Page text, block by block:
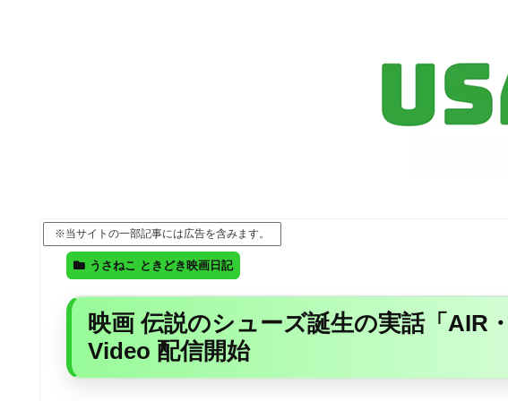
※当サイトの一部記事には広告を含みます。
うさねこ ときどき映画日記
映画 伝説のシューズ誕生の実話「AIR
Video 配信開始